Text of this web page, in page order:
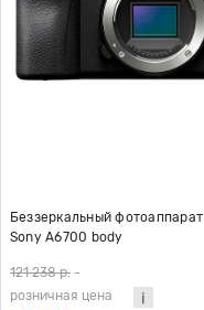
Беззеркальный фотоаппарат
Sony A6700 body
121 238 р. -
розничная цена